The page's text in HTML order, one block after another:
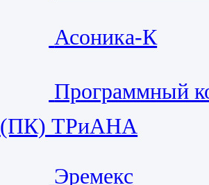
Асоника-К
Программный
(ПК) ТРиАНА
Эремекс